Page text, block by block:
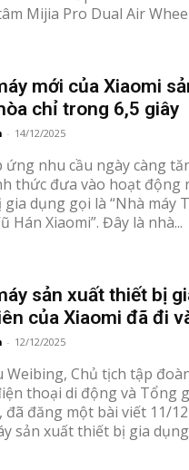
Mijia Pro Dual Air
mới của Xiaomi
chỉ trong 6,5 giây
- 14/12/2025
ứng nhu cầu ngày càng
thức đưa vào hoạt động
dụng gọi là “Nhà máy
Hán Xiaomi”. Đây là nhà...
sản xuất thiết bị
của Xiaomi đã đi
- 12/12/2025
Weibing, Chủ tịch tập
thoại di động và Tổng
đã đăng một bài viết 11/
sản xuất thiết bị gia